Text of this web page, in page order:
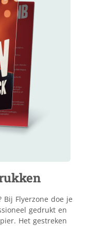
Bij Flyerzone doe je
gedrukt en
Het gestreken